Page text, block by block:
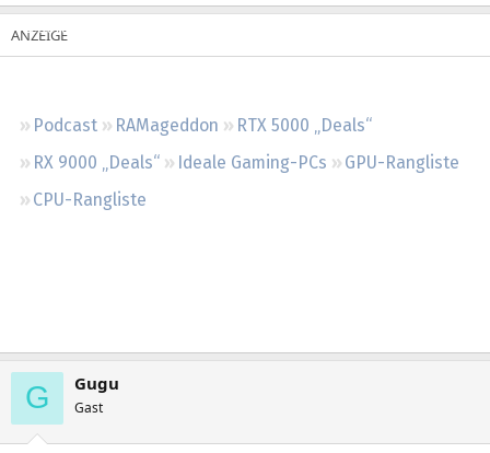
Leserartikel
Podcast RAMageddon
RTX 5000 „Deals“
RX 9000 „Deals“
Ideale Gaming-PCs
GPU-Rangliste
CPU-Rangliste
G Gugu
Gast